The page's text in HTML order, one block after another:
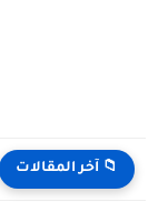
📁 آخر المقالات